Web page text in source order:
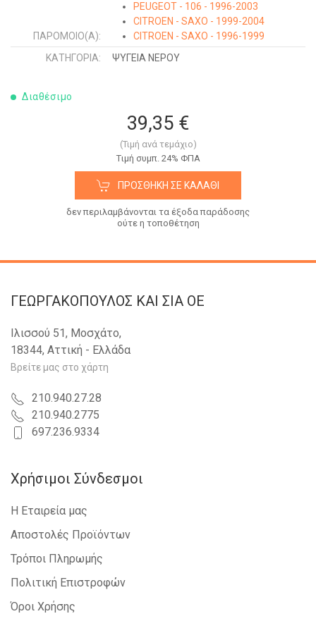
ΠΑΡΌΜΟΙΟ(Α):
PEUGEOT - 106 - 1996-2003
CITROEN - SAXO - 1999-2004
CITROEN - SAXO - 1996-1999
ΚΑΤΗΓΟΡΊΑ:
ΨΥΓΕΙΑ ΝΕΡΟΥ
Διαθέσιμο
39,35 €
(Τιμή ανά τεμάχιο)
Tιμή συμπ. 24% ΦΠΑ
ΠΡΟΣΘΉΚΗ ΣΕ ΚΑΛΆΘΙ
δεν περιλαμβάνονται τα έξοδα παράδοσης
ούτε η τοποθέτηση
ΓΕΩΡΓΑΚΟΠΟΥΛΟΣ KAI ΣΙΑ OE
Ιλισσού 51, Μοσχάτο,
18344, Αττική - Ελλάδα
Βρείτε μας στο χάρτη
210.940.27.28
210.940.2775
697.236.9334
Χρήσιμοι Σύνδεσμοι
Η Εταιρεία μας
Αποστολές Προϊόντων
Τρόποι Πληρωμής
Πολιτική Επιστροφών
Όροι Χρήσης